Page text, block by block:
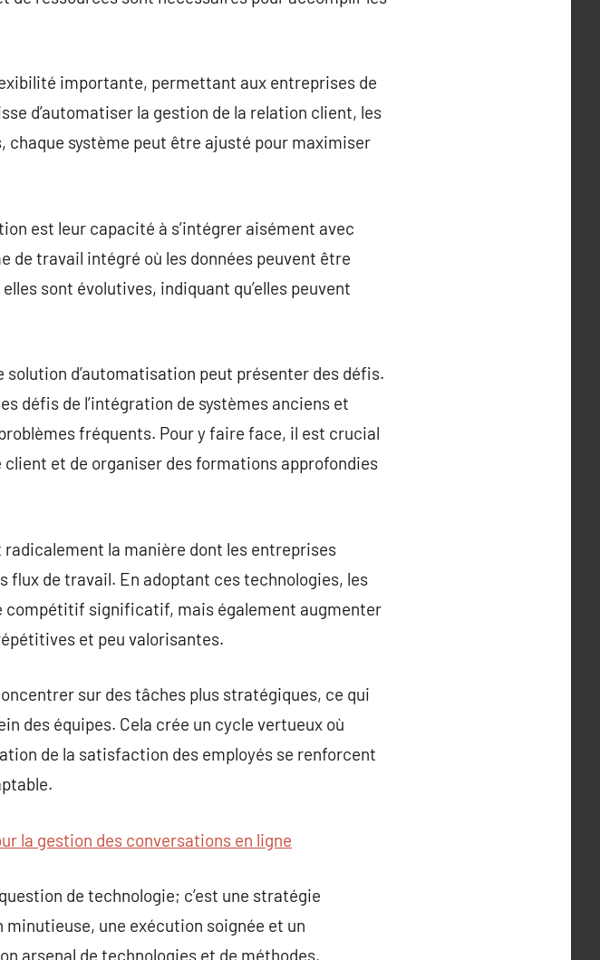
importante, permettant aux entreprises de
d’automatiser la gestion de la relation client, les
système peut être ajusté pour maximiser
est leur capacité à s’intégrer aisément avec
de travail intégré où les données peuvent être
sont évolutives, indiquant qu’elles peuvent
solution d’automatisation peut présenter des défis.
défis de l’intégration de systèmes anciens et
fréquents. Pour y faire face, il est crucial
et de organiser des formations approfondies
la manière dont les entreprises
de travail. En adoptant ces technologies, les
compétitif significatif, mais également augmenter
et peu valorisantes.
sur des tâches plus stratégiques, ce qui
des équipes. Cela crée un cycle vertueux où
de la satisfaction des employés se renforcent
la gestion des conversations en ligne
de technologie; c’est une stratégie
une exécution soignée et un
arsenal de technologies et de méthodes,